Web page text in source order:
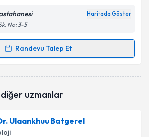
Haritada Göster
No: 3-5
Randevu Talep Et
Talebi
bu uzmandan randevu almanız için bir
diğer uzmanlar
Ulaankhuu Batgerel